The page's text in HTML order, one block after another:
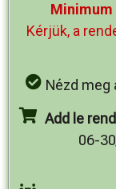
Minimum
Kérjük, a
Nézd meg
Add le
06-